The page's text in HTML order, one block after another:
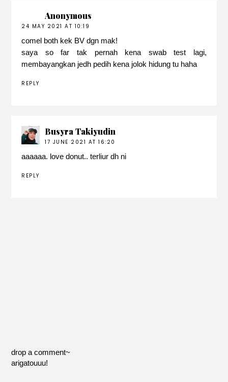
Anonymous
24 MAY 2021 AT 10:19
comel both kek BV dgn mak!
saya so far tak pernah kena swab test lagi,
membayangkan jedh pedih kena jolok hidung tu haha
REPLY
Busyra Takiyudin
17 JUNE 2021 AT 16:20
aaaaaa. love donut.. terliur dh ni
REPLY
drop a comment~
arigatouuu!